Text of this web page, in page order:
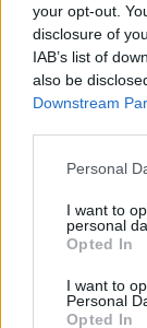
your opt-out.
disclosure of
IAB’s list of
also be
Downstream
Personal
I want to
personal
Opted In
I want to
Personal
Opted In
μάθετε